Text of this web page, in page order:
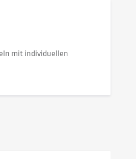
mit individuellen